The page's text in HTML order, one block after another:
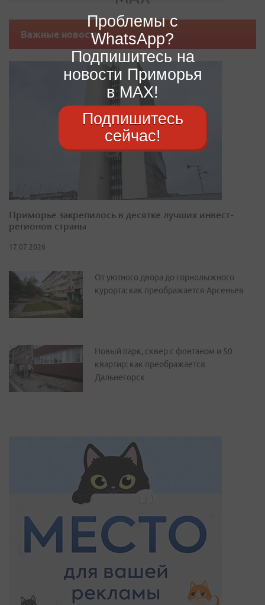
Важные новости
Приморье закрепилось в десятке лучших инвест-
регионов страны
17.07.2026
От уютного двора до горнолыжного
курорта: как преображается Арсеньев
Новый парк, сквер с фонтаном и 50
квартир: как преображается
Дальнегорск
Проблемы с
WhatsApp?
Подпишитесь на
новости Приморья
в MAX!
Подпишитесь
сейчас!